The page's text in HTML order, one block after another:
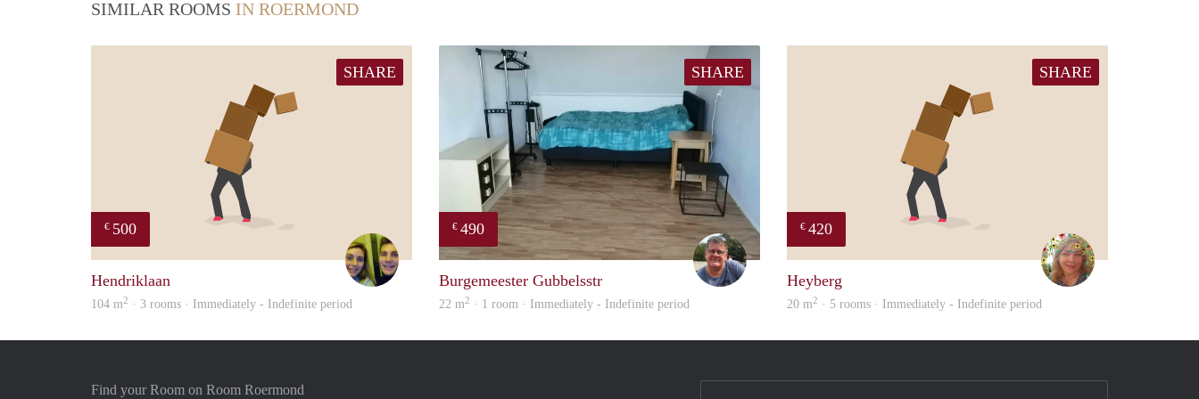
SIMILAR ROOMS IN ROERMOND
SHARE
€ 500
Hendriklaan
104 m2 · 3 rooms · Immediately - Indefinite period
SHARE
€ 490
Burgemeester Gubbelsstr
22 m2 · 1 room · Immediately - Indefinite period
SHARE
€ 420
Heyberg
20 m2 · 5 rooms · Immediately - Indefinite period
Find your Room on Room Roermond